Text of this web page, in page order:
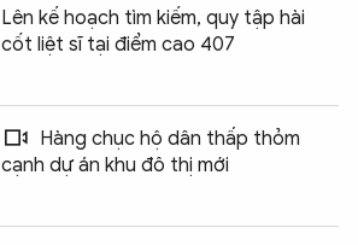
Lên kế hoạch tìm kiếm, quy tập hài
cốt liệt sĩ tại điểm cao 407
Hàng chục hộ dân thấp thỏm
cạnh dự án khu đô thị mới